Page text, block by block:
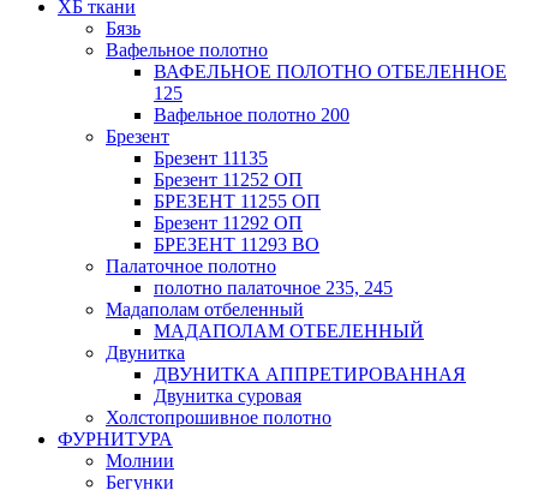
ХБ ткани
Бязь
Вафельное полотно
ВАФЕЛЬНОЕ ПОЛОТНО ОТБЕЛЕННОЕ
125
Вафельное полотно 200
Брезент
Брезент 11135
Брезент 11252 ОП
БРЕЗЕНТ 11255 ОП
Брезент 11292 ОП
БРЕЗЕНТ 11293 ВО
Палаточное полотно
полотно палаточное 235, 245
Мадаполам отбеленный
МАДАПОЛАМ ОТБЕЛЕННЫЙ
Двунитка
ДВУНИТКА АППРЕТИРОВАННАЯ
Двунитка суровая
Холстопрошивное полотно
ФУРНИТУРА
Молнии
Бегунки